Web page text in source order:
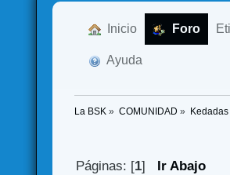
Inicio Foro
Ayuda
La BSK » COMUNIDAD » Kedadas
Páginas: [1] Ir Abajo